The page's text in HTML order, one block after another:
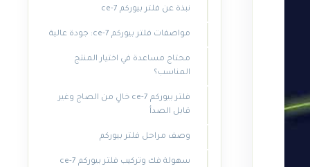
نبذة عن فلتر بيوركم ce-7
مواصفات فلتر بيوركم ce-7: جودة عالية
محتاج مساعدة في اختيار المنتج
المناسب؟
فلتر بيوركم ce-7 خالٍ من الصاج وغير
قابل الصدأ
وصف مراحل فلتر بيوركم
سهولة فك وتركيب فلتر بيوركم ce-7